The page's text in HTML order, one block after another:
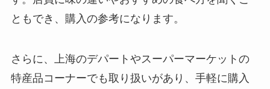
ともでき、購入の参考になります。
さらに、上海のデパートやスーパーマーケットの
特産品コーナーでも取り扱いがあり、手軽に購入